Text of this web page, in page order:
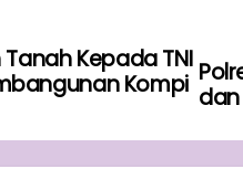
Kepada TNI
Kompi